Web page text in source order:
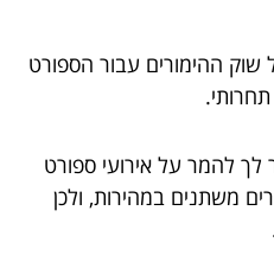
ההימורים עבור הספורט
להמר על אירועי ספורט
משתנים במהירות, ולכן